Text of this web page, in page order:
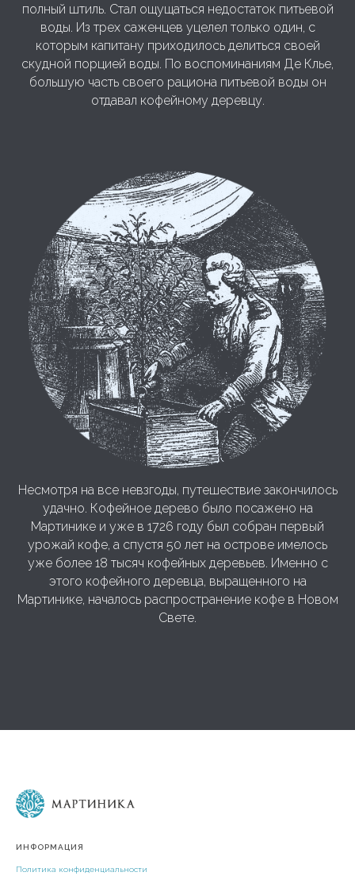
полный штиль. Стал ощущаться недостаток питьевой
воды. Из трех саженцев уцелел только один, с
которым капитану приходилось делиться своей
скудной порцией воды. По воспоминаниям Де Клье,
большую часть своего рациона питьевой воды он
отдавал кофейному деревцу.
Несмотря на все невзгоды, путешествие закончилось
удачно. Кофейное дерево было посажено на
Мартинике и уже в 1726 году был собран первый
урожай кофе, а спустя 50 лет на острове имелось
уже более 18 тысяч кофейных деревьев. Именно с
этого кофейного деревца, выращенного на
Мартинике, началось распространение кофе в Новом
Свете.
ИНФОРМАЦИЯ
Политика конфиденциальности